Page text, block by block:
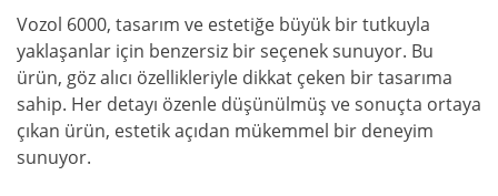
Vozol 6000, tasarım ve estetiğe büyük bir tutkuyla
yaklaşanlar için benzersiz bir seçenek sunuyor. Bu
ürün, göz alıcı özellikleriyle dikkat çeken bir tasarıma
sahip. Her detayı özenle düşünülmüş ve sonuçta ortaya
çıkan ürün, estetik açıdan mükemmel bir deneyim
sunuyor.